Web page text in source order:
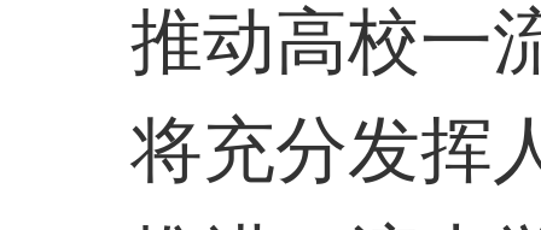
推动高校一
将充分发挥